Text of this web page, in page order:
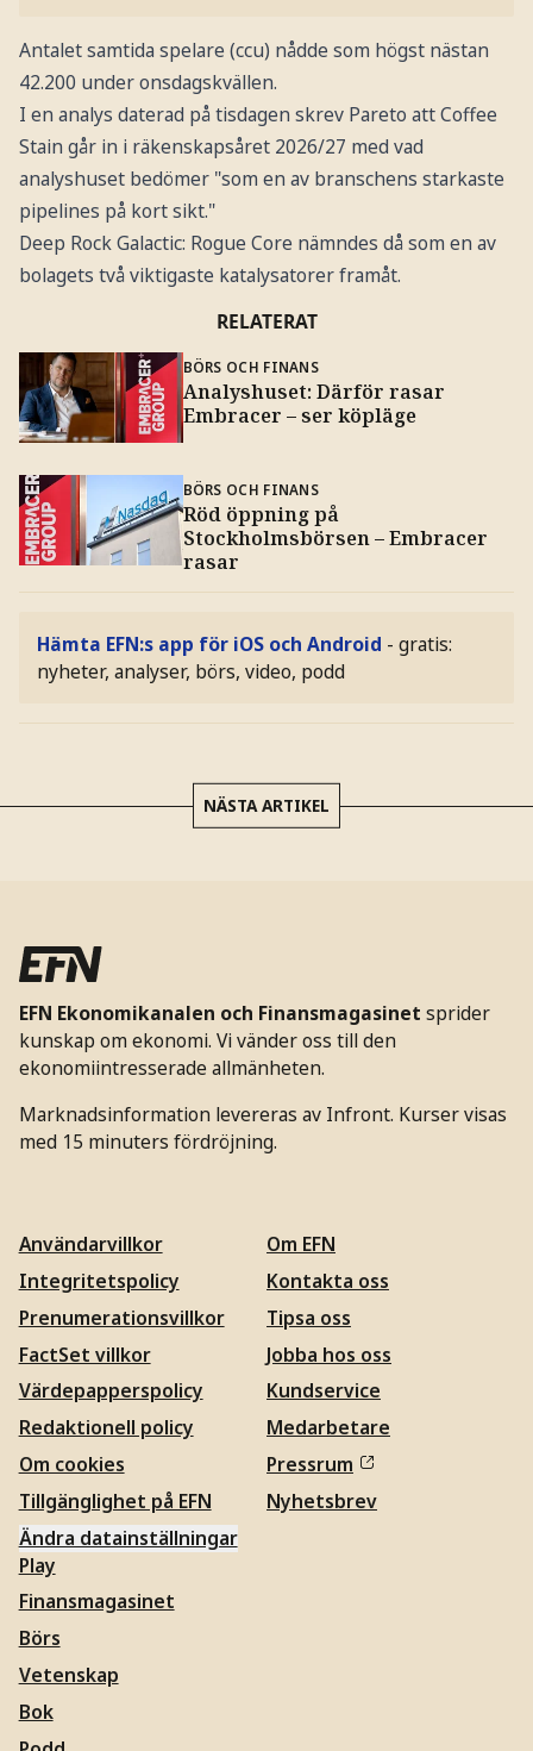
Antalet samtida spelare (ccu) nådde som högst nästan
42.200 under onsdagskvällen.
I en analys daterad på tisdagen skrev Pareto att Coffee
Stain går in i räkenskapsåret 2026/27 med vad
analyshuset bedömer "som en av branschens starkaste
pipelines på kort sikt."
Deep Rock Galactic: Rogue Core nämndes då som en av
bolagets två viktigaste katalysatorer framåt.
RELATERAT
BÖRS OCH FINANS
Analyshuset: Därför rasar
Embracer – ser köpläge
BÖRS OCH FINANS
Röd öppning på
Stockholmsbörsen – Embracer
rasar
Hämta EFN:s app för iOS och Android - gratis:
nyheter, analyser, börs, video, podd
NÄSTA ARTIKEL
EFN Ekonomikanalen och Finansmagasinet sprider
kunskap om ekonomi. Vi vänder oss till den
ekonomiintresserade allmänheten.
Marknadsinformation levereras av Infront. Kurser visas
med 15 minuters fördröjning.
Användarvillkor
Integritetspolicy
Prenumerationsvillkor
FactSet villkor
Värdepapperspolicy
Redaktionell policy
Om cookies
Tillgänglighet på EFN
Ändra datainställningar
Om EFN
Kontakta oss
Tipsa oss
Jobba hos oss
Kundservice
Medarbetare
Pressrum
Nyhetsbrev
Play
Finansmagasinet
Börs
Vetenskap
Bok